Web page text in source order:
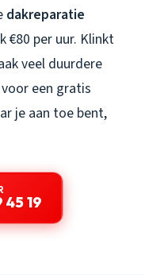
dakreparatie
€80 per uur. Klinkt
veel duurdere
voor een gratis
je aan toe bent,
45 19